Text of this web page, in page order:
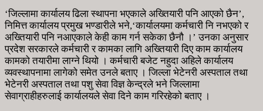
‘जिल्लामा कार्यालय ढिला स्थापना भएकाले अख्तियारी पनि आएको छैन’,
निमित्त कार्यालय प्रमुख भण्डारीले भने,‘कार्यालयमा कर्मचारी नि नभएको र
अख्तियारी पनि नआएकाले केही काम गर्न सकेका छैनौ ।’ उनका अनुसार
प्रदेश सरकारले कर्मचारी र कामका लागि अख्तियारी दिए काम कार्यालय
कामको तयारीमा लाग्ने थियो । कर्मचारी बजेट नहुदा अहिले कार्यालय
व्यवस्थापनामा लागेको समेत उनले बताए । जिल्ला भेटेनरी अस्पताल तथा
भेटेनरी अस्पताल तथा पशु सेवा विज्ञ केन्द्रले भने जिल्लामा
सेवाग्राहीहरुलाई कार्यालयले सेवा दिने काम गरिरहेको बताए ।